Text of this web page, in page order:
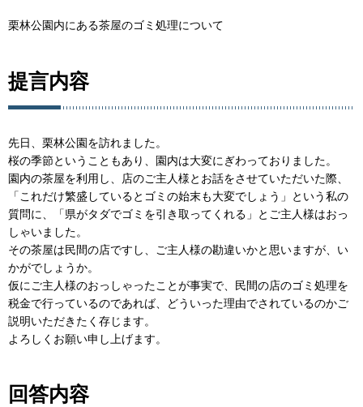
栗林公園内にある茶屋のゴミ処理について
提言内容
先日、栗林公園を訪れました。
桜の季節ということもあり、園内は大変にぎわっておりました。
園内の茶屋を利用し、店のご主人様とお話をさせていただいた際、
「これだけ繁盛しているとゴミの始末も大変でしょう」という私の
質問に、「県がタダでゴミを引き取ってくれる」とご主人様はおっ
しゃいました。
その茶屋は民間の店ですし、ご主人様の勘違いかと思いますが、い
かがでしょうか。
仮にご主人様のおっしゃったことが事実で、民間の店のゴミ処理を
税金で行っているのであれば、どういった理由でされているのかご
説明いただきたく存じます。
よろしくお願い申し上げます。
回答内容